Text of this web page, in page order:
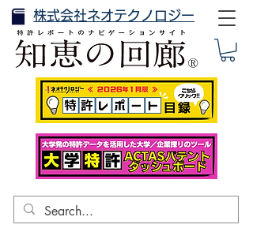
株式会社ネオテクノロジー